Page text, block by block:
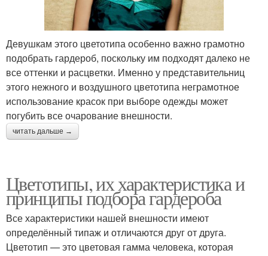
Девушкам этого цветотипа особенно важно грамотно
подобрать гардероб, поскольку им подходят далеко не
все оттенки и расцветки. Именно у представительниц
этого нежного и воздушного цветотипа неграмотное
использование красок при выборе одежды может
погубить все очарование внешности.
читать дальше →
Цветотипы, их характеристика и
принципы подбора гардероба
Все характеристики нашей внешности имеют
определённый типаж и отличаются друг от друга.
Цветотип — это цветовая гамма человека, которая